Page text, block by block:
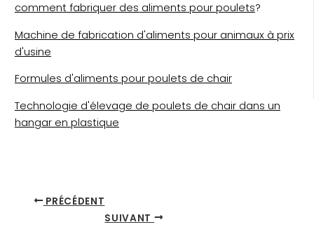
comment fabriquer des aliments pour poulets?
Machine de fabrication d'aliments pour animaux à prix
d'usine
Formules d'aliments pour poulets de chair
Technologie d'élevage de poulets de chair dans un
hangar en plastique
PRÉCÉDENT
SUIVANT